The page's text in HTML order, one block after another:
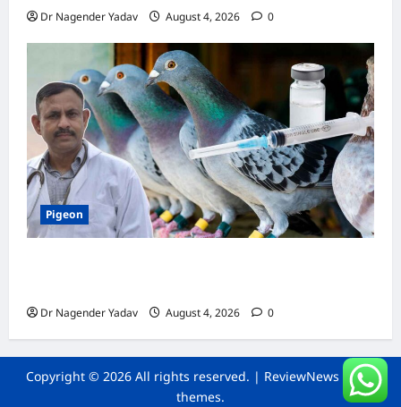
Dr Nagender Yadav August 4, 2026 0
Pigeon
Dr Nagender Yadav August 4, 2026 0
Copyright © 2026 All rights reserved. | ReviewNews by AF
themes.